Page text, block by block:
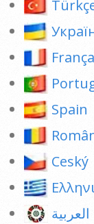
Spain
Ceský
العربية